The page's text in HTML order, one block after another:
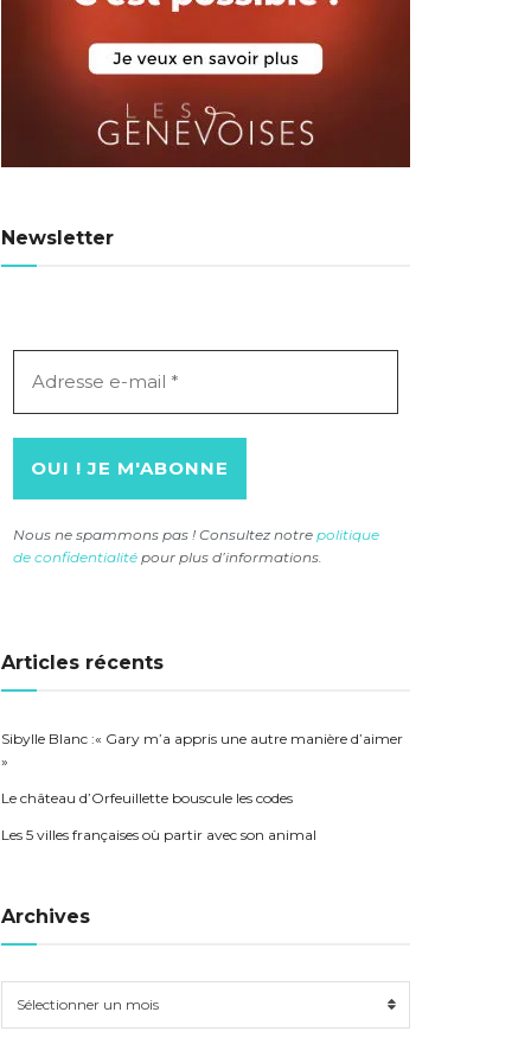
Newsletter
Nous ne spammons pas ! Consultez notre politique
de confidentialité pour plus d’informations.
Articles récents
Sibylle Blanc :« Gary m’a appris une autre manière d’aimer
»
Le château d’Orfeuillette bouscule les codes
Les 5 villes françaises où partir avec son animal
Archives
Sélectionner un mois